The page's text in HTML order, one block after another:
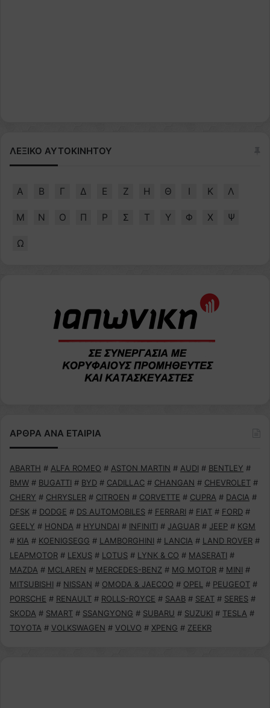
ΛΕΞΙΚΟ ΑΥΤΟΚΙΝΗΤΟΥ
Α Β Γ Δ Ε Ζ Η Θ Ι Κ Λ
Μ Ν Ο Π Ρ Σ Τ Υ Φ Χ Ψ
Ω
ΑΡΘΡΑ ΑΝΑ ΕΤΑΙΡΙΑ
ABARTH # ALFA ROMEO # ASTON MARTIN # AUDI # BENTLEY #
BMW # BUGATTI # BYD # CADILLAC # CHANGAN # CHEVROLET #
CHERY # CHRYSLER # CITROEN # CORVETTE # CUPRA # DACIA #
DFSK # DODGE # DS AUTOMOBILES # FERRARI # FIAT # FORD #
GEELY # HONDA # HYUNDAI # INFINITI # JAGUAR # JEEP # KGM
# KIA # KOENIGSEGG # LAMBORGHINI # LANCIA # LAND ROVER #
LEAPMOTOR # LEXUS # LOTUS # LYNK & CO # MASERATI #
MAZDA # MCLAREN # MERCEDES-BENZ # MG MOTOR # MINI #
MITSUBISHI # NISSAN # OMODA & JAECOO # OPEL # PEUGEOT #
PORSCHE # RENAULT # ROLLS-ROYCE # SAAB # SEAT # SERES #
SKODA # SMART # SSANGYONG # SUBARU # SUZUKI # TESLA #
TOYOTA # VOLKSWAGEN # VOLVO # XPENG # ZEEKR